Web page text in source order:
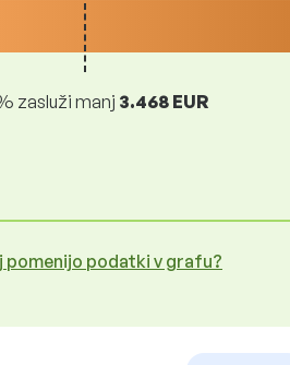
zasluži manj 3.468 EUR
pomenijo podatki v grafu?